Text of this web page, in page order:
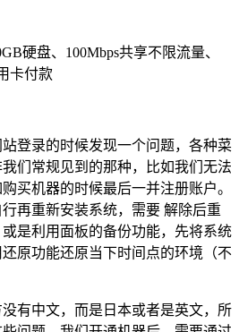
硬盘、100Mbps共享不限流量、
卡付款
登录的时候发现一个问题，各种菜
们常规见到的那种，比如我们无法
买机器的时候最后一并注册账户。
再重新安装系统，需要 解除后重
是利用面板的备份功能，先将系统
原功能还原当下时间点的环境（不
有中文，而是日本或者是英文，所